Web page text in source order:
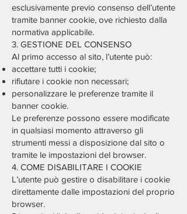
esclusivamente previo consenso dell’utente
tramite banner cookie, ove richiesto dalla
normativa applicabile.
3. GESTIONE DEL CONSENSO
Al primo accesso al sito, l’utente può:
accettare tutti i cookie;
rifiutare i cookie non necessari;
personalizzare le preferenze tramite il
banner cookie.
Le preferenze possono essere modificate
in qualsiasi momento attraverso gli
strumenti messi a disposizione dal sito o
tramite le impostazioni del browser.
4. COME DISABILITARE I COOKIE
L’utente può gestire o disabilitare i cookie
direttamente dalle impostazioni del proprio
browser.